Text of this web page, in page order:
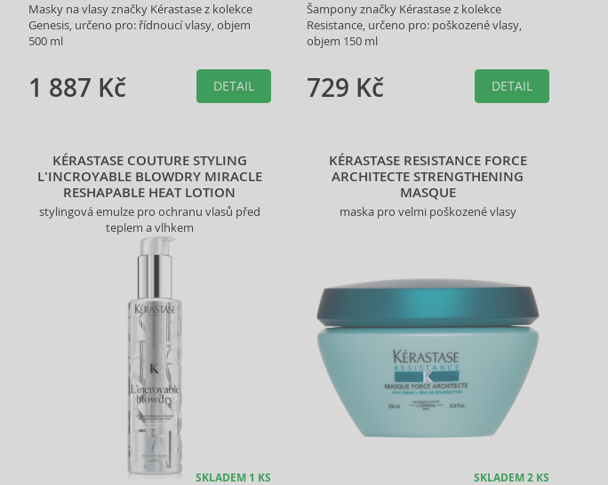
Masky na vlasy značky Kérastase z kolekce
Genesis, určeno pro: řídnoucí vlasy, objem
500 ml
1 887 Kč DETAIL
Šampony značky Kérastase z kolekce
Resistance, určeno pro: poškozené vlasy,
objem 150 ml
729 Kč DETAIL
KÉRASTASE COUTURE STYLING
L'INCROYABLE BLOWDRY MIRACLE
RESHAPABLE HEAT LOTION
stylingová emulze pro ochranu vlasů před
teplem a vlhkem
SKLADEM 1 KS
KÉRASTASE RESISTANCE FORCE
ARCHITECTE STRENGTHENING
MASQUE
maska pro velmi poškozené vlasy
SKLADEM 2 KS